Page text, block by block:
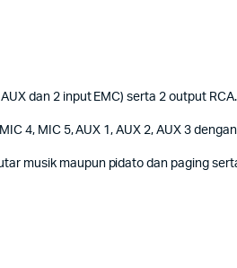
dan 2 input EMC) serta 2 output RCA.
4, MIC 5, AUX 1, AUX 2, AUX 3
musik maupun pidato dan paging